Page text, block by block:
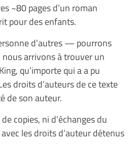
~80 pages d’un roman
pour des enfants.
d’autres — pourrons
arrivons à trouver un
qu’importe qui a a pu
droits d’auteurs de ce texte
de son auteur.
copies, ni d’échanges du
les droits d’auteur détenus